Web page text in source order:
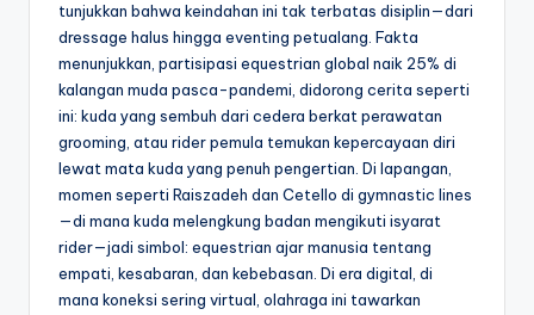
tunjukkan bahwa keindahan ini tak terbatas disiplin—dari
dressage halus hingga eventing petualang. Fakta
menunjukkan, partisipasi equestrian global naik 25% di
kalangan muda pasca-pandemi, didorong cerita seperti
ini: kuda yang sembuh dari cedera berkat perawatan
grooming, atau rider pemula temukan kepercayaan diri
lewat mata kuda yang penuh pengertian. Di lapangan,
momen seperti Raiszadeh dan Cetello di gymnastic lines
—di mana kuda melengkung badan mengikuti isyarat
rider—jadi simbol: equestrian ajar manusia tentang
empati, kesabaran, dan kebebasan. Di era digital, di
mana koneksi sering virtual, olahraga ini tawarkan